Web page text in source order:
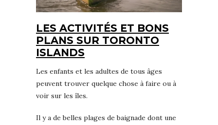
LES ACTIVITÉS ET BONS
PLANS SUR TORONTO
ISLANDS
Les enfants et les adultes de tous âges
peuvent trouver quelque chose à faire ou à
voir sur les îles.
Il y a de belles plages de baignade dont une